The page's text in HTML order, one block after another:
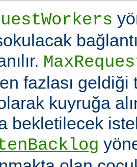
bağlantı
fazlası
kuyruğa
bekletilecek